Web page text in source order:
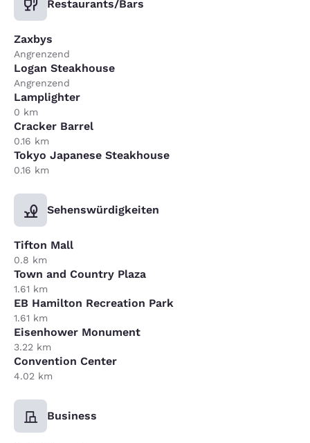
Restaurants/Bars
Zaxbys
Angrenzend
Logan Steakhouse
Angrenzend
Lamplighter
0 km
Cracker Barrel
0.16 km
Tokyo Japanese Steakhouse
0.16 km
Sehenswürdigkeiten
Tifton Mall
0.8 km
Town and Country Plaza
1.61 km
EB Hamilton Recreation Park
1.61 km
Eisenhower Monument
3.22 km
Convention Center
4.02 km
Business